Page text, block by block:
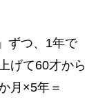
ずつ、1年で
げて60才から
月×5年＝